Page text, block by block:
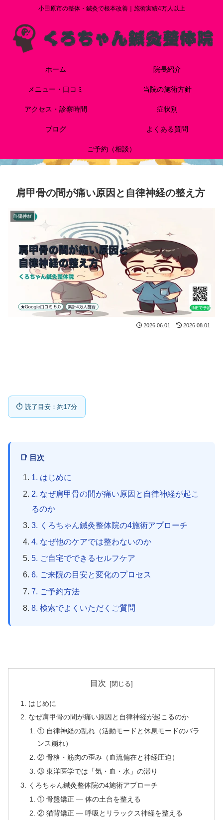
小田原市の整体・鍼灸で根本改善｜施術実績4万人以上
ホーム 院長紹介
メニュー・口コミ 当院の施術方針
アクセス・診察時間 症状別
ブログ よくある質問
ご予約（相談）
肩甲骨の間が痛い原因と自律神経の整え方
自律神経
2026.06.01 2026.08.01
⏱ 読了目安：約17分
📑 目次
1. はじめに
2. なぜ肩甲骨の間が痛い原因と自律神経が起こ
るのか
3. くろちゃん鍼灸整体院の4施術アプローチ
4. なぜ他のケアでは整わないのか
5. ご自宅でできるセルフケア
6. ご来院の目安と変化のプロセス
7. ご予約方法
8. 検索でよくいただくご質問
目次
はじめに
なぜ肩甲骨の間が痛い原因と自律神経が起こるのか
① 自律神経の乱れ（活動モードと休息モードのバラ
ンス崩れ）
② 骨格・筋肉の歪み（血流偏在と神経圧迫）
③ 東洋医学では「気・血・水」の滞り
くろちゃん鍼灸整体院の4施術アプローチ
① 骨盤矯正 — 体の土台を整える
② 猫背矯正 — 呼吸とリラックス神経を整える